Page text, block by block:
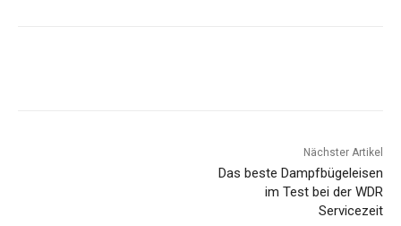
Nächster Artikel
Das beste Dampfbügeleisen
im Test bei der WDR
Servicezeit